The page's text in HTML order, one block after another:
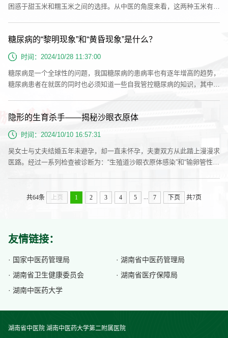
困惑于甜玉米和糯玉米之间的选择。从中医的角度来看，这两种玉米有着
分，口感甜美。根据中医的理论，甜味食物具有温热补益的特性，能够为
人体提供充足的能量。但是，过量摄入甜味食物会导致脾胃功能失调，产
生湿热之邪，...
糖尿病的“黎明现象”和“黄昏现象”是什么？
时间：2024/10/28 11:37:00
糖尿病是一个全球性的问题，我国糖尿病的患病率也有逐年增高的趋势，
糖尿病患者在就医的同时也必须知道一些自我管控糖尿病的知识，其中有
一般在夜间血糖控制良好，即在无低血糖的情况下从凌晨三四点开始，血
糖开始逐渐上升，到早晨七八点钟升道最高峰 ，这种高血糖的现象，与
糖...
隐形的生育杀手——揭秘沙眼衣原体
时间：2024/10/10 16:57:31
吴女士与丈夫结婚五年未避孕，却一直未怀孕，夫妻双方从此踏上漫漫求
医路。经过一系列检查被诊断为：“生殖道沙眼衣原体感染”和“输卵管性不
又有何关系呢？现在该怎么办？那么，带着吴女士的疑问，我们一起来认
共64条 上页 1 2 3 4 5 ... 7 下页 共7页
友情链接：
· 国家中医药管理局
· 湖南省中医药管理局
· 湖南省卫生健康委员会
· 湖南省医疗保障局
· 湖南中医药大学
湖南省中医院 湖南中医药大学第二附属医院